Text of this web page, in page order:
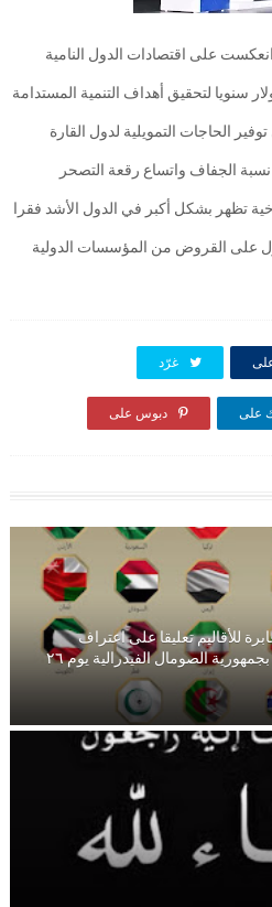
على اقتصادات الدول النامية
الحاجات التمويلية لدول القارة
نسبة الجفاف واتساع رقعة التصحر
تظهر بشكل أكبر في الدول الأشد فقرا
على القروض من المؤسسات الدولية
غرّد
على دبوس على
للأقاليم تعليقا على اعتراف
اسرائيل بإقليم "أرض الصومال" بجمهورية الصومال الفيدرالية يوم ٢٦